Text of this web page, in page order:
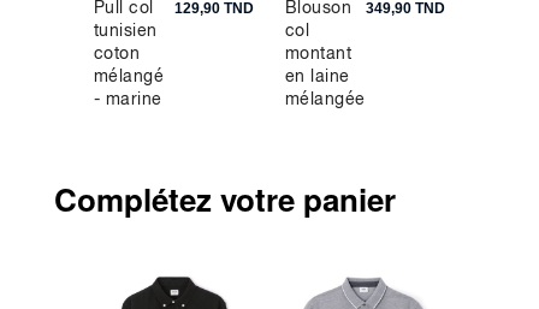
Pull col
tunisien
coton
mélangé
- marine
129,90 TND
Blouson
col
montant
en laine
mélangée
349,90 TND
Complétez votre panier